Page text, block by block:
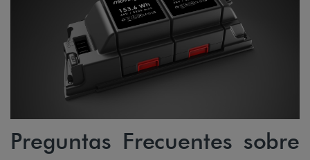
Preguntas Frecuentes sobre